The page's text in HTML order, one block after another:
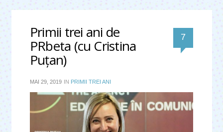
Primii trei ani de
PRbeta (cu Cristina
Puţan)
7
MAI 29, 2019 IN PRIMII TREI ANI